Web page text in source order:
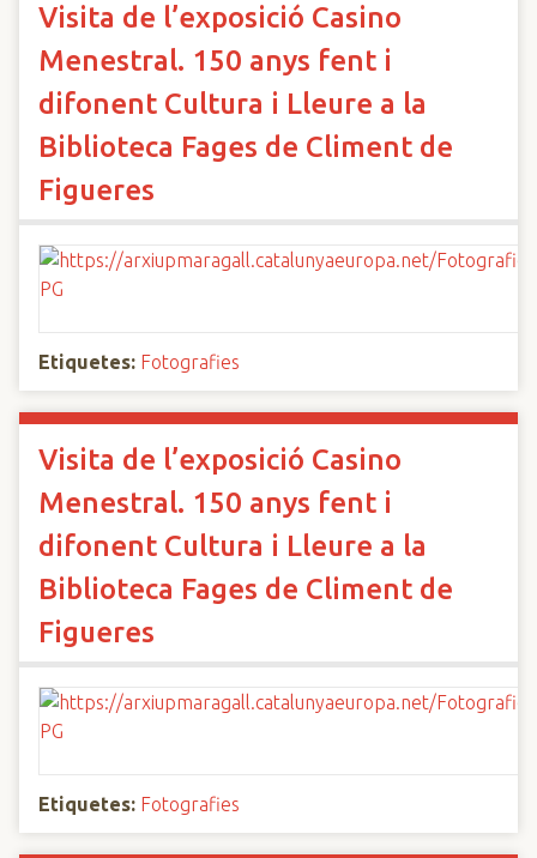
Visita de l’exposició Casino
Menestral. 150 anys fent i
difonent Cultura i Lleure a la
Biblioteca Fages de Climent de
Figueres
Etiquetes: Fotografies
Visita de l’exposició Casino
Menestral. 150 anys fent i
difonent Cultura i Lleure a la
Biblioteca Fages de Climent de
Figueres
Etiquetes: Fotografies